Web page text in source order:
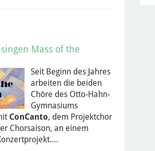
Mass of the
Seit Beginn des Jahres
arbeiten die beiden
Chöre des Otto-Hahn-
Gymnasiums
ConCanto, dem Projektchor
Chorsaison, an einem